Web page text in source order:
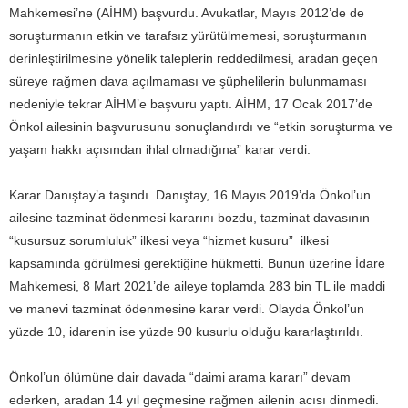
Mahkemesi’ne (AİHM) başvurdu. Avukatlar, Mayıs 2012’de de
soruşturmanın etkin ve tarafsız yürütülmemesi, soruşturmanın
derinleştirilmesine yönelik taleplerin reddedilmesi, aradan geçen
süreye rağmen dava açılmaması ve şüphelilerin bulunmaması
nedeniyle tekrar AİHM’e başvuru yaptı. AİHM, 17 Ocak 2017’de
Önkol ailesinin başvurusunu sonuçlandırdı ve “etkin soruşturma ve
yaşam hakkı açısından ihlal olmadığına” karar verdi.
Karar Danıştay’a taşındı. Danıştay, 16 Mayıs 2019’da Önkol’un
ailesine tazminat ödenmesi kararını bozdu, tazminat davasının
“kusursuz sorumluluk” ilkesi veya “hizmet kusuru” ilkesi
kapsamında görülmesi gerektiğine hükmetti. Bunun üzerine İdare
Mahkemesi, 8 Mart 2021’de aileye toplamda 283 bin TL ile maddi
ve manevi tazminat ödenmesine karar verdi. Olayda Önkol’un
yüzde 10, idarenin ise yüzde 90 kusurlu olduğu kararlaştırıldı.
Önkol’un ölümüne dair davada “daimi arama kararı” devam
ederken, aradan 14 yıl geçmesine rağmen ailenin acısı dinmedi.